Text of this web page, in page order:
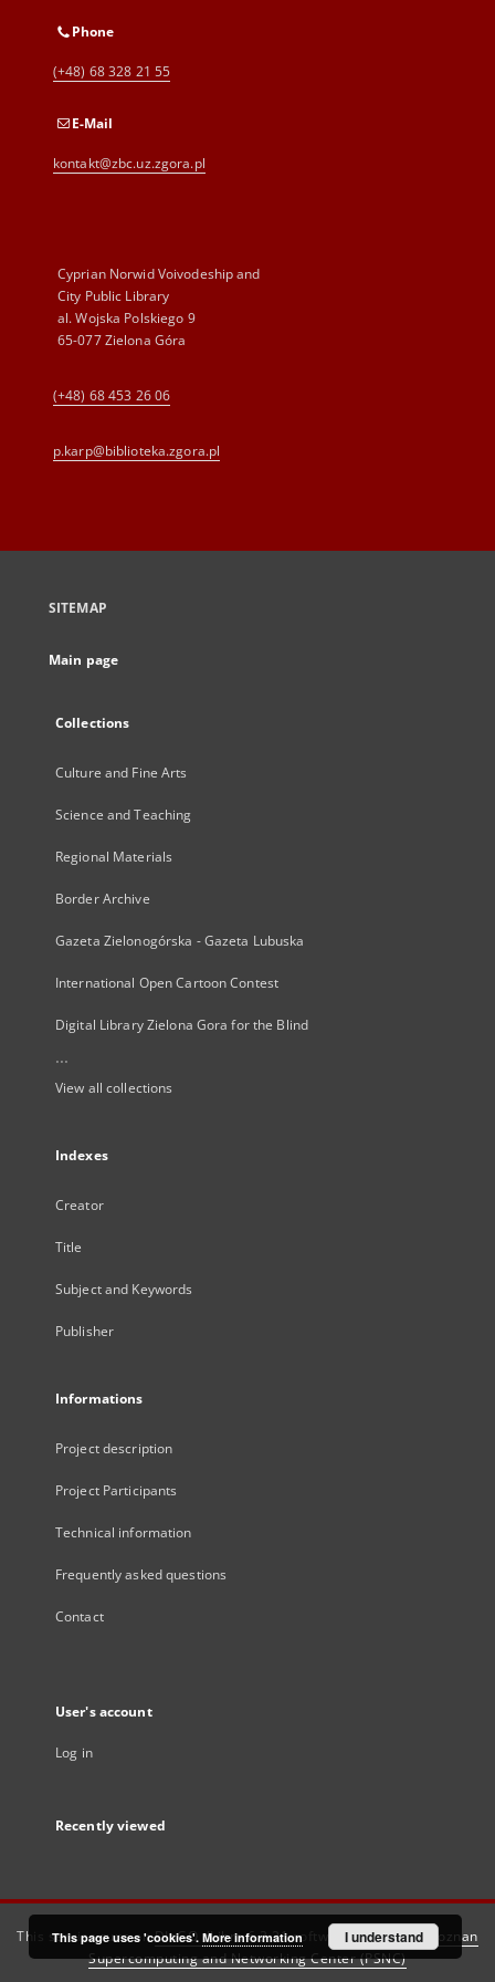
Phone
(+48) 68 328 21 55
E-Mail
kontakt@zbc.uz.zgora.pl
Cyprian Norwid Voivodeship and
City Public Library
al. Wojska Polskiego 9
65-077 Zielona Góra
(+48) 68 453 26 06
p.karp@biblioteka.zgora.pl
SITEMAP
Main page
Collections
Culture and Fine Arts
Science and Teaching
Regional Materials
Border Archive
Gazeta Zielonogórska - Gazeta Lubuska
International Open Cartoon Contest
Digital Library Zielona Gora for the Blind
...
View all collections
Indexes
Creator
Title
Subject and Keywords
Publisher
Informations
Project description
Project Participants
Technical information
Frequently asked questions
Contact
User's account
Log in
Recently viewed
This service runs onDInGO dLibra 6.3.21software created by
Poznan
Supercomputing and Networking Center (PSNC)
This page uses 'cookies'. More information I understand